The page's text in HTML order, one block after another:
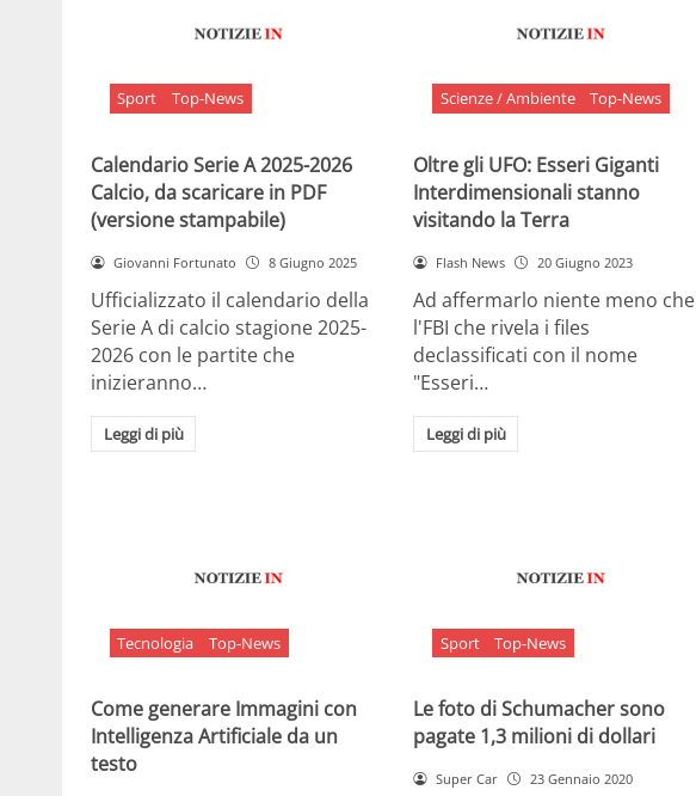
Sport Top-News
Calendario Serie A 2025-2026
Calcio, da scaricare in PDF
(versione stampabile)
Giovanni Fortunato 8 Giugno 2025
Ufficializzato il calendario della
Serie A di calcio stagione 2025-
2026 con le partite che
inizieranno…
Leggi di più
Scienze / Ambiente Top-News
Oltre gli UFO: Esseri Giganti
Interdimensionali stanno
visitando la Terra
Flash News 20 Giugno 2023
Ad affermarlo niente meno che
l'FBI che rivela i files
declassificati con il nome
"Esseri…
Leggi di più
Tecnologia Top-News
Come generare Immagini con
Intelligenza Artificiale da un
testo
Sport Top-News
Le foto di Schumacher sono
pagate 1,3 milioni di dollari
Super Car 23 Gennaio 2020